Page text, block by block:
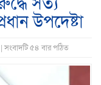
উপদেষ্টা
৫৪ বার পঠিত